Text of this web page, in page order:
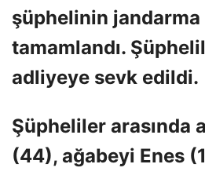
şüphelinin
tamamlandı.
adliyeye sevk edildi.
Şüpheliler arasında
(44), ağabeyi Enes